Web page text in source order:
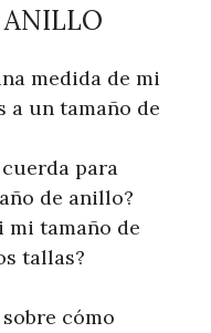
medida de mi
a un tamaño de
para
de anillo?
mi tamaño de
tallas?
cómo